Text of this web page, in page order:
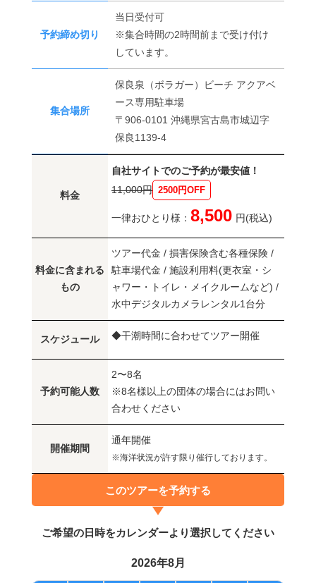
予約締め切り
当日受付可
※集合時間の2時間前まで受け付け
しています。
集合場所
保良泉（ボラガー）ビーチ アクアベ
ース専用駐車場
〒906-0101 沖縄県宮古島市城辺字
保良1139-4
料金
自社サイトでのご予約が最安値！
11,000円 2500円OFF
一律おひとり様： 8,500 円(税込)
料金に含まれる
もの
ツアー代金 / 損害保険含む各種保険 /
駐車場代金 / 施設利用料(更衣室・シ
ャワー・トイレ・メイクルームなど) /
水中デジタルカメラレンタル1台分
スケジュール ◆干潮時間に合わせてツアー開催
予約可能人数
2〜8名
※8名様以上の団体の場合にはお問い
合わせください
開催期間
通年開催
※海洋状況が許す限り催行しております。
このツアーを予約する
ご希望の日時をカレンダーより選択してください
2026年8月